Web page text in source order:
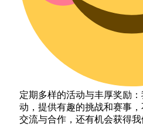
定期多样的活动与丰厚奖励
动，提供有趣的挑战和赛事
交流与合作，还有机会获得我